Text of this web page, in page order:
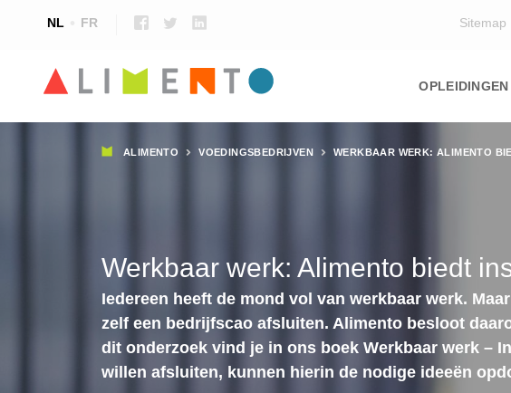
NL FR Sitemap
navigation
OPLEIDINGEN
Kruimelpad
ALIMENTO VOEDINGSBEDRIJVEN WERKBAAR WERK: ALIMENTO
Werkbaar werk: Alimento biedt
Iedereen heeft de mond vol van werkbaar werk.
zelf een bedrijfscao afsluiten. Alimento besloot
dit onderzoek vind je in ons boek Werkbaar werk –
willen afsluiten, kunnen hierin de nodige ideeën